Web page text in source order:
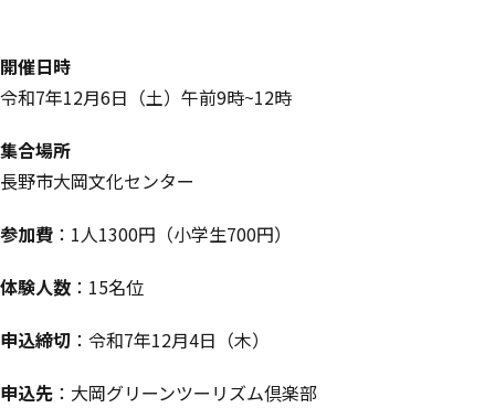
開催日時
令和7年12月6日（土）午前9時~12時
集合場所
長野市大岡文化センター
参加費 ：1人1300円（小学生700円）
体験人数 ：15名位
申込締切 ：令和7年12月4日（木）
申込先 ：大岡グリーンツーリズム倶楽部